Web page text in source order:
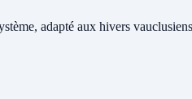
adapté aux hivers